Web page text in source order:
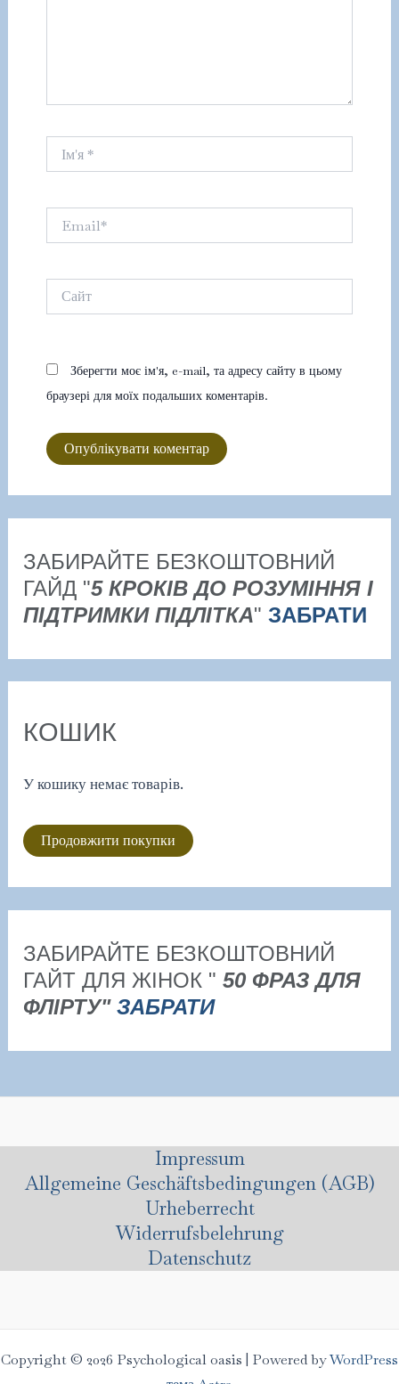
ЗАБИРАЙТЕ БЕЗКОШТОВНИЙ
ГАЙД "5 КРОКІВ ДО РОЗУМІННЯ І
ПІДТРИМКИ ПІДЛІТКА"ЗАБРАТИ
КОШИК
У кошику немає товарів.
Продовжити покупки
ЗАБИРАЙТЕ БЕЗКОШТОВНИЙ
ГАЙТ ДЛЯ ЖІНОК "50 ФРАЗ ДЛЯ
ФЛІРТУ"ЗАБРАТИ
Зберегти моє ім'я, e-mail, та адресу сайту в цьому
браузері для моїх подальших коментарів.
Impressum
Allgemeine Geschäftsbedingungen (AGB)
Urheberrecht
Widerrufsbelehrung
Datenschutz
Copyright © 2026 Psychological oasis | Powered byWordPress